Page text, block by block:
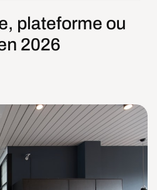
plateforme ou
2026